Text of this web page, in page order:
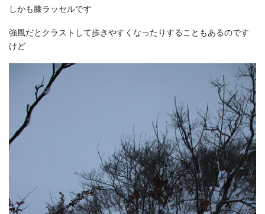
しかも膝ラッセルです
強風だとクラストして歩きやすくなったりすることもあるのです
けど